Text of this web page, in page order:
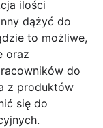
ilości
dążyć do
to możliwe,
oraz
do
z produktów
się do